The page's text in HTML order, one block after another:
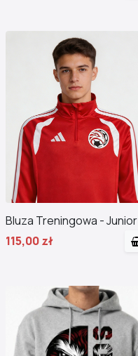
Bluza Treningowa - Junior
115,00 zł